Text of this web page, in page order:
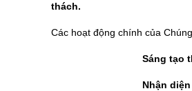
thách.
Các hoạt động chính của
Sáng tạo
Nhận diện